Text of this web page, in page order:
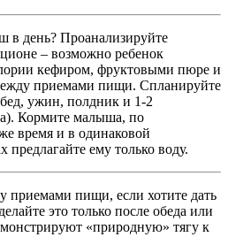
в день? Проанализируйте
– возможно ребенок
кефиром, фруктовыми пюре и
приемами пищи. Спланируйте
ужин, полдник и 1-2
Кормите малыша, по
время и в одинаковой
ему только воду.
приемами пищи, если хотите дать
это только после обеда или
«природную» тягу к